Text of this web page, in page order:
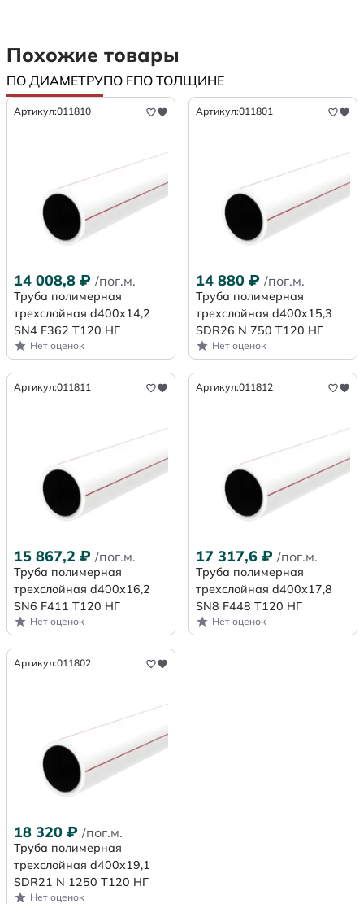
Похожие товары
ПО ДИАМЕТРУПО FПО ТОЛЩИНЕ
Артикул:011810
14 008,8 ₽ /пог.м.
Труба полимерная
трехслойная d400х14,2
SN4 F362 Т120 НГ
Нет оценок
Артикул:011801
14 880 ₽ /пог.м.
Труба полимерная
трехслойная d400x15,3
SDR26 N 750 Т120 НГ
Нет оценок
Артикул:011811
15 867,2 ₽ /пог.м.
Труба полимерная
трехслойная d400х16,2
SN6 F411 Т120 НГ
Нет оценок
Артикул:011812
17 317,6 ₽ /пог.м.
Труба полимерная
трехслойная d400х17,8
SN8 F448 Т120 НГ
Нет оценок
Артикул:011802
18 320 ₽ /пог.м.
Труба полимерная
трехслойная d400x19,1
SDR21 N 1250 Т120 НГ
Нет оценок